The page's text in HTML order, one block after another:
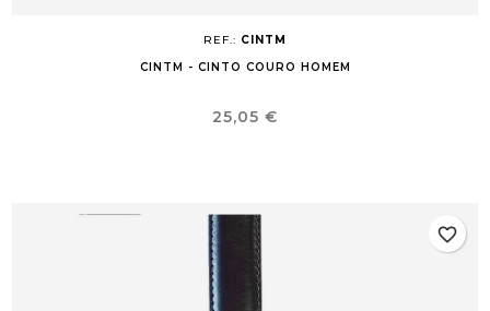
REF.: CINTM
CINTM - CINTO COURO HOMEM
Preço
25,05 €
favorite_border